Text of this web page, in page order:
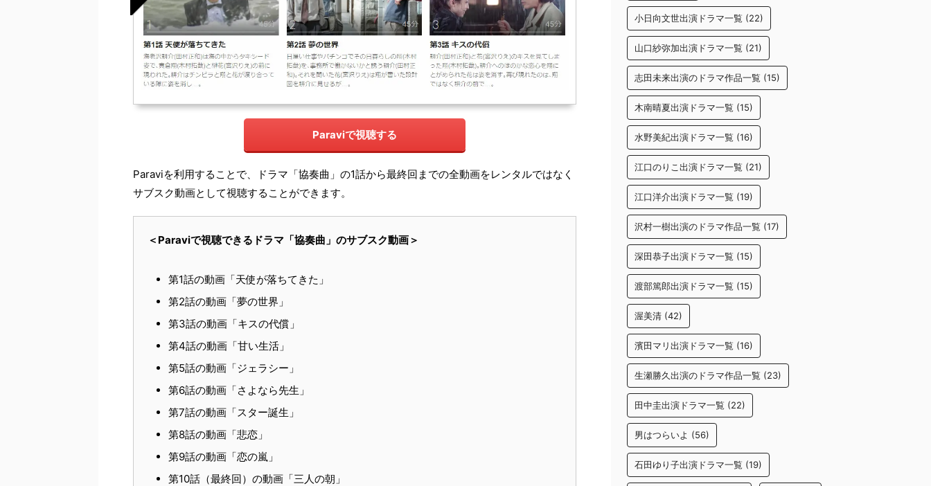
Paraviで視聴する
Paraviを利用することで、ドラマ「協奏曲」の1話から最終回までの全動画をレンタルではなく
サブスク動画として視聴することができます。
＜Paraviで視聴できるドラマ「協奏曲」のサブスク動画＞
第1話の動画「天使が落ちてきた」
第2話の動画「夢の世界」
第3話の動画「キスの代償」
第4話の動画「甘い生活」
第5話の動画「ジェラシー」
第6話の動画「さよなら先生」
第7話の動画「スター誕生」
第8話の動画「悲恋」
第9話の動画「恋の嵐」
第10話（最終回）の動画「三人の朝」
小日向文世出演ドラマ一覧 (22)
山口紗弥加出演ドラマ一覧 (21)
志田未来出演のドラマ作品一覧 (15)
木南晴夏出演ドラマ一覧 (15)
水野美紀出演ドラマ一覧 (16)
江口のりこ出演ドラマ一覧 (21)
江口洋介出演ドラマ一覧 (19)
沢村一樹出演のドラマ作品一覧 (17)
深田恭子出演ドラマ一覧 (15)
渡部篤郎出演ドラマ一覧 (15)
渥美清 (42)
濱田マリ出演ドラマ一覧 (16)
生瀬勝久出演のドラマ作品一覧 (23)
田中圭出演ドラマ一覧 (22)
男はつらいよ (56)
石田ゆり子出演ドラマ一覧 (19)